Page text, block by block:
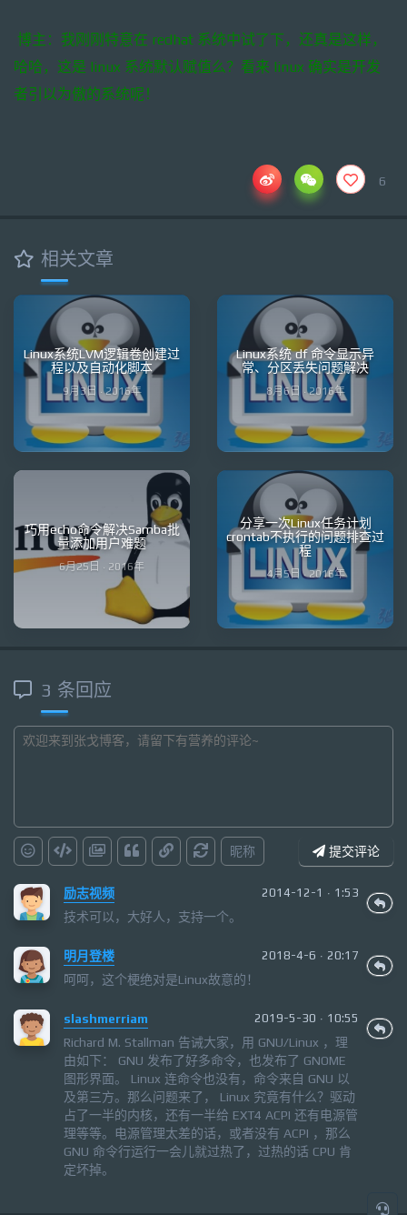
博主：我刚刚特意在 redhat 系统中试了下，还真是这样，
哈哈，这是 linux 系统默认赋值么？看来 linux 确实是开发
者引以为傲的系统呢！
6
相关文章
Linux系统LVM逻辑卷创建过
程以及自动化脚本
9月3日 · 2016年
Linux系统 df 命令显示异
常、分区丢失问题解决
8月6日 · 2016年
巧用echo命令解决Samba批
量添加用户难题
6月25日 · 2016年
分享一次Linux任务计划
crontab不执行的问题排查过
程
4月5日 · 2016年
3 条回应
昵称 提交评论
励志视频 2014-12-1 · 1:53
技术可以，大好人，支持一个。
明月登楼 2018-4-6 · 20:17
呵呵，这个梗绝对是Linux故意的！
slashmerriam 2019-5-30 · 10:55
Richard M. Stallman 告诫大家，用 GNU/Linux ，理
由如下： GNU 发布了好多命令，也发布了 GNOME
图形界面。 Linux 连命令也没有，命令来自 GNU 以
及第三方。那么问题来了， Linux 究竟有什么？驱动
占了一半的内核，还有一半给 EXT4 ACPI 还有电源管
理等等。电源管理太差的话，或者没有 ACPI ，那么
GNU 命令行运行一会儿就过热了，过热的话 CPU 肯
定坏掉。